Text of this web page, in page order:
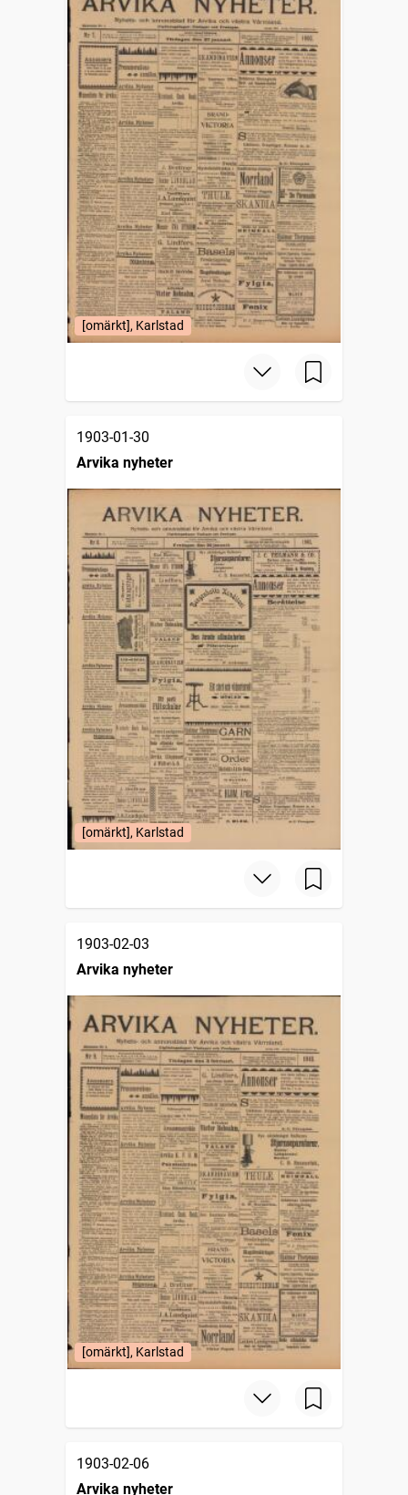
[omärkt], Karlstad
1903-01-30
Arvika nyheter
[omärkt], Karlstad
1903-02-03
Arvika nyheter
[omärkt], Karlstad
1903-02-06
Arvika nyheter